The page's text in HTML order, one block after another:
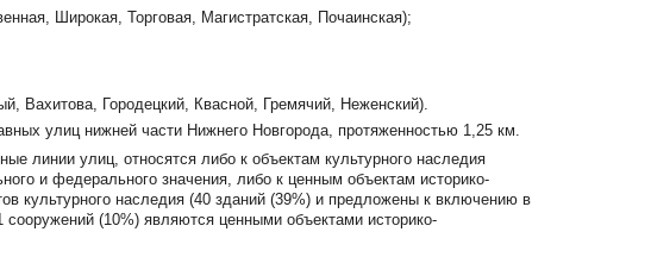
Широкая, Торговая, Магистратская, Почаинская);
Вахитова, Городецкий, Квасной, Гремячий, Неженский).
улиц нижней части Нижнего Новгорода, протяженностью 1,25 км.
линии улиц, относятся либо к объектам культурного наследия
и федерального значения, либо к ценным объектам историко-
культурного наследия (40 зданий (39%) и предложены к включению в
(10%) являются ценными объектами историко-